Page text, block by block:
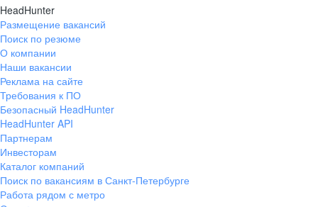
HeadHunter
Размещение вакансий
Поиск по резюме
О компании
Наши вакансии
Реклама на сайте
Требования к ПО
Безопасный HeadHunter
HeadHunter API
Партнерам
Инвесторам
Каталог компаний
Поиск по вакансиям в Санкт-Петербурге
Работа рядом с метро